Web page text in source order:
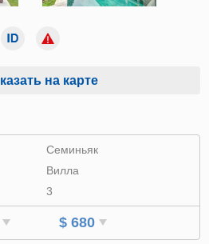
на карте
Семиньяк
Вилла
3
$ 680